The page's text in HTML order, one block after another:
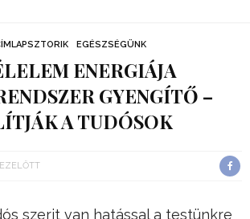
EGÉSZSÉGÜNK
ENERGIÁJA
GYENGÍTŐ –
A TUDÓSOK
szerit van hatással a testünkre